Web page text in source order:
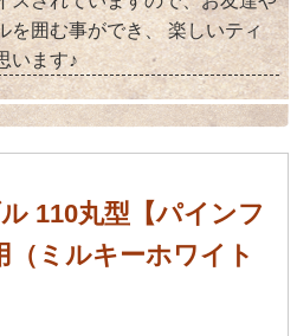
を囲む事ができ、 楽しいティ
います♪
110丸型【パインフ
（ミルキーホワイト